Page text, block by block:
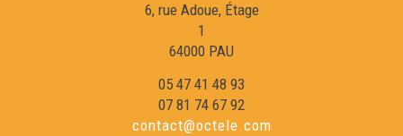
6, rue Adoue, Étage
1
64000 PAU
05 47 41 48 93
07 81 74 67 92
contact@octele.com